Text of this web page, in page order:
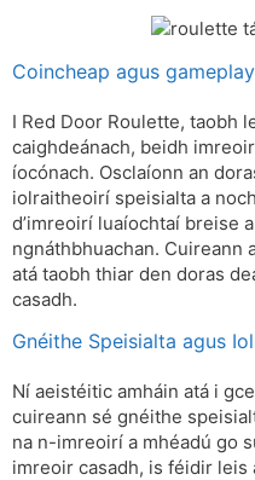
Coincheap agus
I Red Door Roulette, taobh
caighdeánach, beidh
íocónach. Osclaíonn an
iolraitheoirí speisialta a
d’imreoirí luaíochtaí breise
ngnáthbhuachan. Cuireann
atá taobh thiar den doras
casadh.
Gnéithe Speisialta agus
Ní aeistéitic amháin atá i
cuireann sé gnéithe
na n-imreoirí a mhéadú go
imreoir casadh, is féidir leis